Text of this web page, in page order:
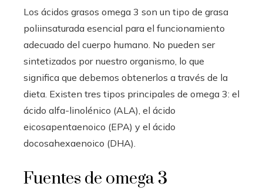
Los ácidos grasos omega 3 son un tipo de grasa
poliinsaturada esencial para el funcionamiento
adecuado del cuerpo humano. No pueden ser
sintetizados por nuestro organismo, lo que
significa que debemos obtenerlos a través de la
dieta. Existen tres tipos principales de omega 3: el
ácido alfa-linolénico (ALA), el ácido
eicosapentaenoico (EPA) y el ácido
docosahexaenoico (DHA).
Fuentes de omega 3